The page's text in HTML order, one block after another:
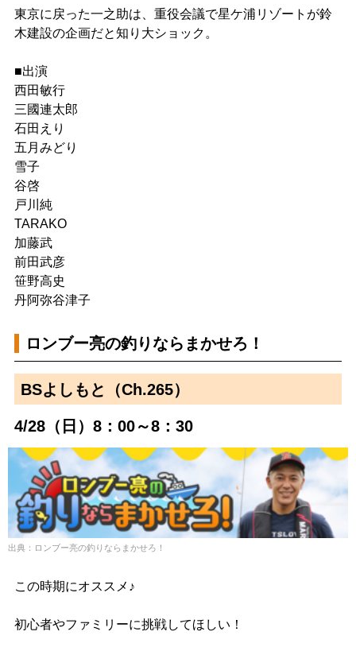
東京に戻った一之助は、重役会議で星ケ浦リゾートが鈴
木建設の企画だと知り大ショック。
■出演
西田敏行
三國連太郎
石田えり
五月みどり
雪子
谷啓
戸川純
TARAKO
加藤武
前田武彦
笹野高史
丹阿弥谷津子
ロンブー亮の釣りならまかせろ！
BSよしもと（Ch.265）
4/28（日）8：00～8：30
出典：ロンブー亮の釣りならまかせろ！
この時期にオススメ♪
初心者やファミリーに挑戦してほしい！